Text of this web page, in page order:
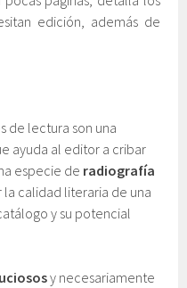
edición, además de
de lectura son una
ayuda al editor a cribar
especie de radiografía
calidad literaria de una
y su potencial
y necesariamente